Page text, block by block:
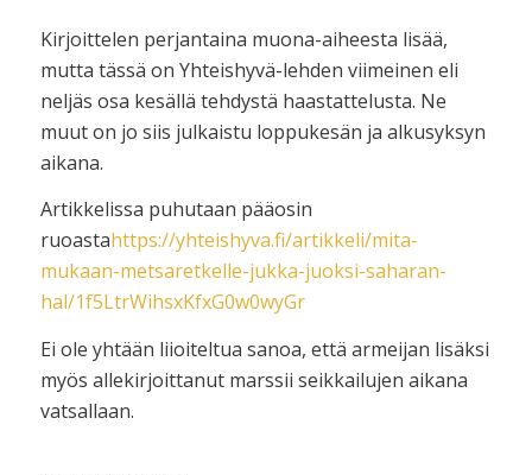
Kirjoittelen perjantaina muona-aiheesta lisää,
mutta tässä on Yhteishyvä-lehden viimeinen eli
neljäs osa kesällä tehdystä haastattelusta. Ne
muut on jo siis julkaistu loppukesän ja alkusyksyn
aikana.
Artikkelissa puhutaan pääosin
ruoastahttps://yhteishyva.fi/artikkeli/mita-
mukaan-metsaretkelle-jukka-juoksi-saharan-
hal/1f5LtrWihsxKfxG0w0wyGr
Ei ole yhtään liioiteltua sanoa, että armeijan lisäksi
myös allekirjoittanut marssii seikkailujen aikana
vatsallaan.